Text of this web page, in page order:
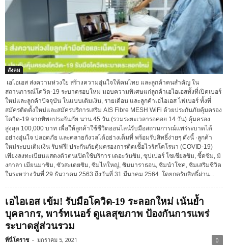
สังคม
เอไอเอส ส่งความห่วงใย สร้างความอุ่นใจให้คนไทย และลูกค้าคนสำคัญ ใน
สถานการณ์โควิด-19 ระบาดรอบใหม่ มอบความพิเศษแก่ลูกค้าเอไอเอสทั้งที่เปิดเบอร์
ใหม่และลูกค้าปัจจุบัน ในแบบเติมเงิน, รายเดือน และลูกค้าเอไอเอส ไฟเบอร์ ทั้งที่
สมัครติดตั้งใหม่และสมัครบริการเสริม AIS Fibre MESH WiFi ด้วยประกันภัยคุ้มครอง
โควิด-19 จากทิพยประกันภัย นาน 45 วัน (รวมระยะเวลารอคอย 14 วัน) คุ้มครอง
สูงสุด 100,000 บาท เพื่อให้ลูกค้าใช้ชีวิตออนไลน์รับมือสถานการณ์แพร่ระบาดได้
อย่างอุ่นใจ ปลอดภัย และคลายกังวลได้อย่างเต็มที่ พร้อมรับสิทธิ์ง่ายๆ ดังนี้ ·ลูกค้า
ใหม่ระบบเติมเงิน รับฟรี! ประกันภัยคุ้มครองการติดเชื้อไวรัสโคโรนา (COVID-19)
เพียงลงทะเบียนแสดงตัวตนเปิดใช้บริการ เดอะวันซิม, ซุปเปอร์ โซเซียลซิม, ซี้ดซิม, มิ
งกาลา เมียนมาซิม, ซัวสะเดยซิม, ซิมไทใหญ่, ซิมมาราธอน, ซิมนำโชค, ซิมเสริมชีวิต
ในระหว่างวันที่ 29 ธันวาคม 2563 ถึงวันที่ 31 มีนาคม 2564 โดยกดรับสิทธิ์ผ่าน...
เอไอเอส เข้ม! รับมือโควิด-19 ระลอกใหม่ เน้นย้ำ
บุคลากร, พาร์ทเนอร์ ดูแลสุขภาพ ป้องกันการแพร่
ระบาดสู่ส่วนรวม
ที่นี่โคราช - มกราคม 5, 2021 0